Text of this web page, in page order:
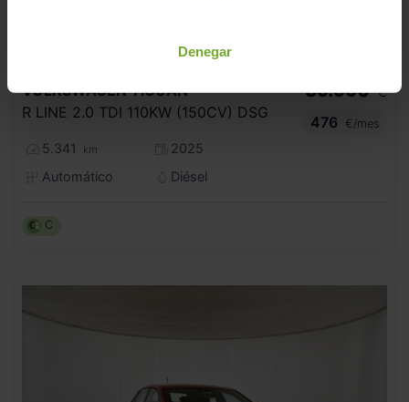
Denegar
VOLKSWAGEN TIGUAN
R LINE 2.0 TDI 110KW (150CV) DSG
5.341 km
2025
Automático
Diésel
39.990 €
476
€/mes
C